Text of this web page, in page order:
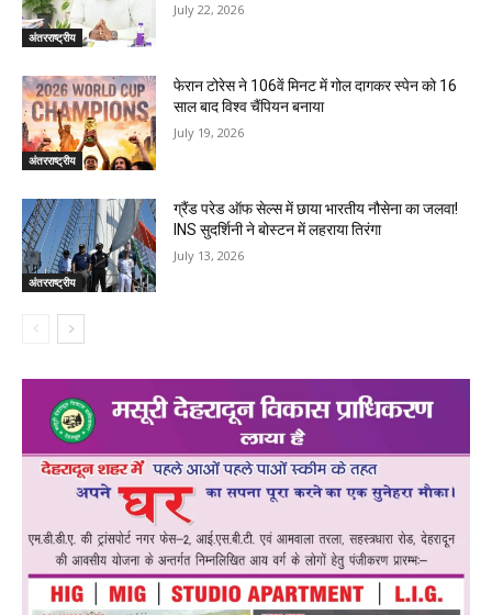
अंतरराष्ट्रीय
July 22, 2026
अंतरराष्ट्रीय
फेरान टोरेस ने 106वें मिनट में गोल दागकर स्पेन को 16
साल बाद विश्व चैंपियन बनाया
July 19, 2026
अंतरराष्ट्रीय
ग्रैंड परेड ऑफ सेल्स में छाया भारतीय नौसेना का जलवा!
INS सुदर्शिनी ने बोस्टन में लहराया तिरंगा
July 13, 2026